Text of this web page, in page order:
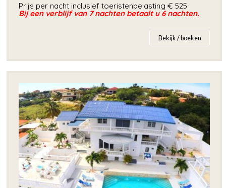
Prijs per nacht inclusief toeristenbelasting € 525
Bij een verblijf van 7 nachten betaalt u 6 nachten.
Bekijk / boeken